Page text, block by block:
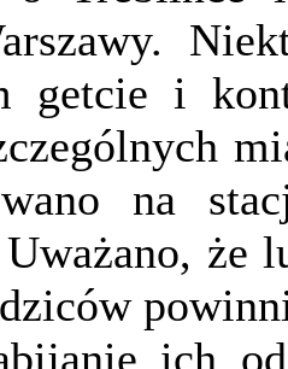
getcie i
na
że
ich